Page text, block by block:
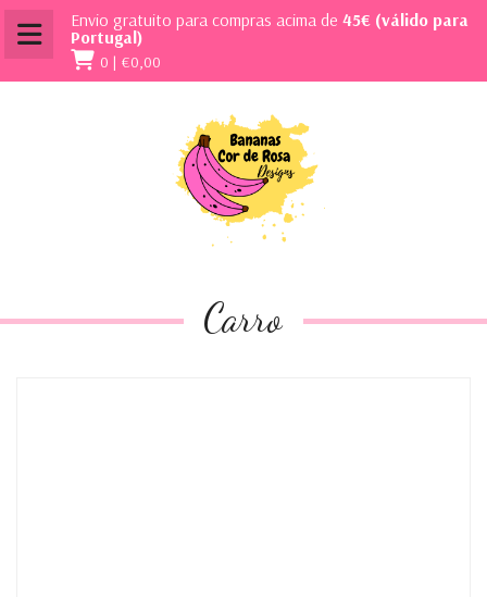
Envio gratuito para compras acima de 45€ (válido para
Portugal)
0 | €0,00
Carro